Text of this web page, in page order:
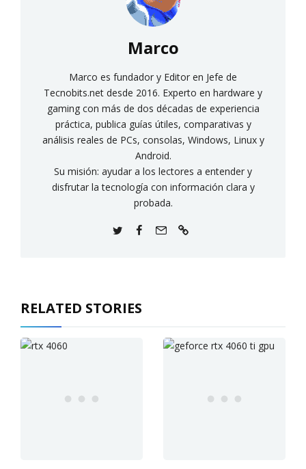
Marco
Marco es fundador y Editor en Jefe de
Tecnobits.net desde 2016. Experto en hardware y
gaming con más de dos décadas de experiencia
práctica, publica guías útiles, comparativas y
análisis reales de PCs, consolas, Windows, Linux y
Android.
Su misión: ayudar a los lectores a entender y
disfrutar la tecnología con información clara y
probada.
RELATED STORIES